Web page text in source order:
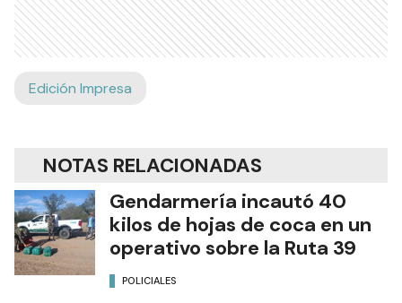
Edición Impresa
NOTAS RELACIONADAS
Gendarmería incautó 40
kilos de hojas de coca en un
operativo sobre la Ruta 39
POLICIALES